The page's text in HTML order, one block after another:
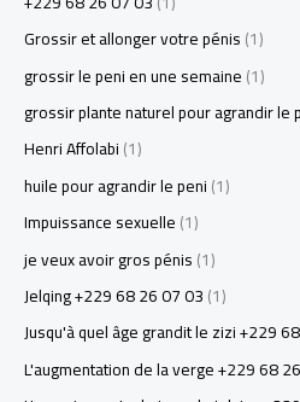
Grossir et allonger votre pénis(1)
grossir le peni en une semaine(1)
grossir plante naturel pour agrandir le
Henri Affolabi(1)
huile pour agrandir le peni(1)
Impuissance sexuelle(1)
je veux avoir gros pénis(1)
Jelqing +229 68 26 07 03(1)
Jusqu'à quel âge grandit le zizi +229
L'augmentation de la verge +229 68